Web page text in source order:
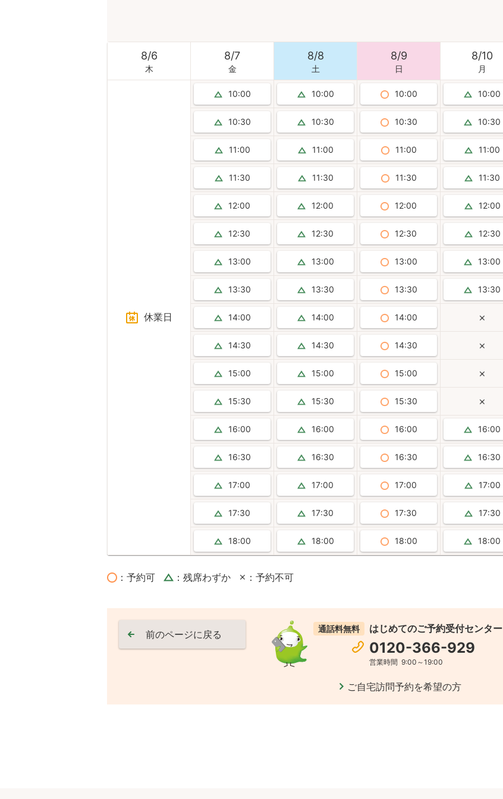
8/6
木
8/7
金
8/8
土
8/9
日
8/10
月
休業日
10:00 10:00 10:00 10:00
10:30 10:30 10:30 10:30
11:00 11:00 11:00 11:00
11:30 11:30 11:30 11:30
12:00 12:00 12:00 12:00
12:30 12:30 12:30 12:30
13:00 13:00 13:00 13:00
13:30 13:30 13:30 13:30
14:00 14:00 14:00
14:30 14:30 14:30
15:00 15:00 15:00
15:30 15:30 15:30
16:00 16:00 16:00 16:00
16:30 16:30 16:30 16:30
17:00 17:00 17:00 17:00
17:30 17:30 17:30 17:30
18:00 18:00 18:00 18:00
：予約可 ：残席わずか ：予約不可
前のページに戻る 通話料無料 はじめてのご予約受付センター
0120-366-929
営業時間 9:00～19:00
ご自宅訪問予約を希望の方